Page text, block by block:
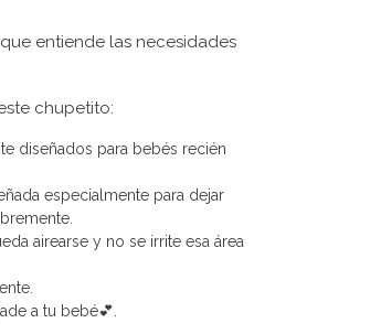
entiende las necesidades
chupetito:
diseñados para bebés recién
especialmente para dejar
airearse y no se irrite esa área
a tu bebé💕.